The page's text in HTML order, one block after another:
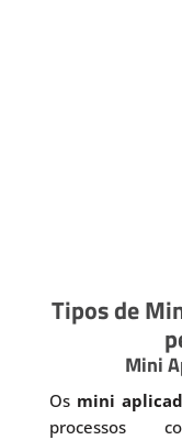
Tipos de
Mini
Os mini
processos